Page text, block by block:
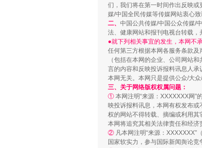
们，我们将在第一时间作出反映
媒/中国全民传媒等传媒网站衷心致
二、 中国公共传媒/中国公众传媒/
法、健康网站和报刊电视台转载，
●就下列相关事宜的发生，本网不
任何第三方根据本网各服务条款及
（包括在本网的企业、公司网站
言的内容和反映投诉报料讯息人
本网无关。本网只是提供公众/大
三、关于网络版权权属问题：
① 本网注明“来源：XXXXXXX网”
映投诉报料讯息，本网有权发布
权的网站不得转载、摘编或利用其
本网将追究其相关法律责任和经济
② 凡本网注明“来源：
国家软实力，参与国际新闻舆论